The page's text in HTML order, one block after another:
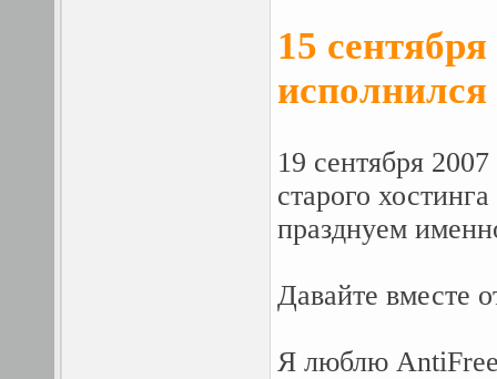
15
19 сентября
старого
празднуем
Давайте вместе
Я люблю